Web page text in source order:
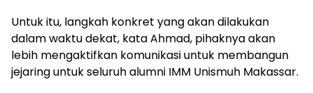
Untuk itu, langkah konkret yang akan dilakukan
dalam waktu dekat, kata Ahmad, pihaknya akan
lebih mengaktifkan komunikasi untuk membangun
jejaring untuk seluruh alumni IMM Unismuh Makassar.